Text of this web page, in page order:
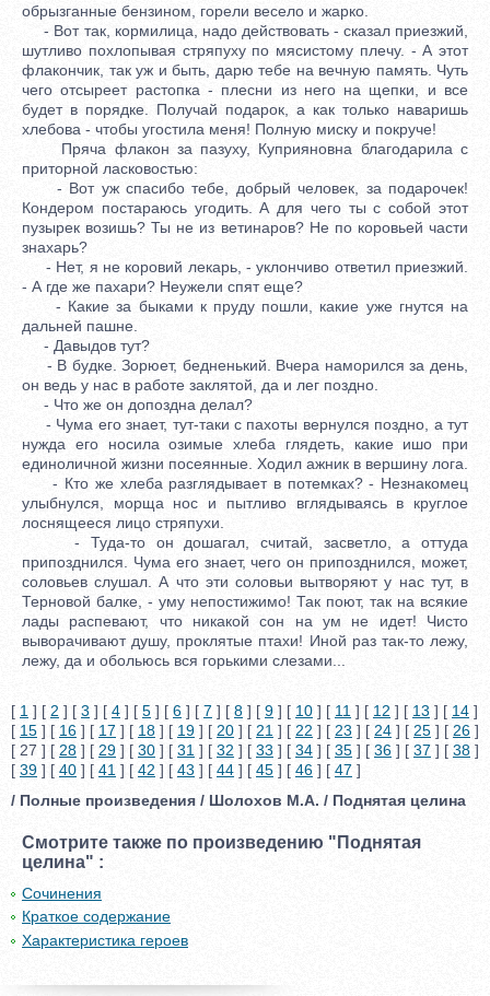
обрызганные бензином, горели весело и жарко.
- Вот так, кормилица, надо действовать - сказал приезжий,
шутливо похлопывая стряпуху по мясистому плечу. - А этот
флакончик, так уж и быть, дарю тебе на вечную память. Чуть
чего отсыреет растопка - плесни из него на щепки, и все
будет в порядке. Получай подарок, а как только наваришь
хлебова - чтобы угостила меня! Полную миску и покруче!
Пряча флакон за пазуху, Куприяновна благодарила с
приторной ласковостью:
- Вот уж спасибо тебе, добрый человек, за подарочек!
Кондером постараюсь угодить. А для чего ты с собой этот
пузырек возишь? Ты не из ветинаров? Не по коровьей части
знахарь?
- Нет, я не коровий лекарь, - уклончиво ответил приезжий.
- А где же пахари? Неужели спят еще?
- Какие за быками к пруду пошли, какие уже гнутся на
дальней пашне.
- Давыдов тут?
- В будке. Зорюет, бедненький. Вчера наморился за день,
он ведь у нас в работе заклятой, да и лег поздно.
- Что же он допоздна делал?
- Чума его знает, тут-таки с пахоты вернулся поздно, а тут
нужда его носила озимые хлеба глядеть, какие ишо при
единоличной жизни посеянные. Ходил ажник в вершину лога.
- Кто же хлеба разглядывает в потемках? - Незнакомец
улыбнулся, морща нос и пытливо вглядываясь в круглое
лоснящееся лицо стряпухи.
- Туда-то он дошагал, считай, засветло, а оттуда
припозднился. Чума его знает, чего он припозднился, может,
соловьев слушал. А что эти соловьи вытворяют у нас тут, в
Терновой балке, - уму непостижимо! Так поют, так на всякие
лады распевают, что никакой сон на ум не идет! Чисто
выворачивают душу, проклятые птахи! Иной раз так-то лежу,
лежу, да и обольюсь вся горькими слезами...
[ 1 ] [ 2 ] [ 3 ] [ 4 ] [ 5 ] [ 6 ] [ 7 ] [ 8 ] [ 9 ] [ 10 ] [ 11 ] [ 12 ] [ 13 ] [ 14 ]
[ 15 ] [ 16 ] [ 17 ] [ 18 ] [ 19 ] [ 20 ] [ 21 ] [ 22 ] [ 23 ] [ 24 ] [ 25 ] [ 26 ]
[ 27 ] [ 28 ] [ 29 ] [ 30 ] [ 31 ] [ 32 ] [ 33 ] [ 34 ] [ 35 ] [ 36 ] [ 37 ] [ 38 ]
[ 39 ] [ 40 ] [ 41 ] [ 42 ] [ 43 ] [ 44 ] [ 45 ] [ 46 ] [ 47 ]
/ Полные произведения / Шолохов М.А. / Поднятая целина
Смотрите также по произведению "Поднятая
целина" :
Сочинения
Краткое содержание
Характеристика героев